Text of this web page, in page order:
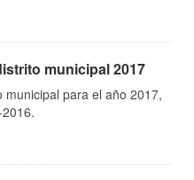
municipal 2017
para el año 2017,